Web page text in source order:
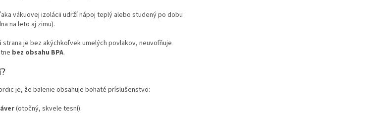
vákuovej izolácii udrží nápoj teplý alebo studený po dobu
na leto aj zimu).
strana je bez akýchkoľvek umelých povlakov, neuvoľňuje
bez obsahu BPA.
je, že balenie obsahuje bohaté príslušenstvo:
(otočný, skvele tesní).